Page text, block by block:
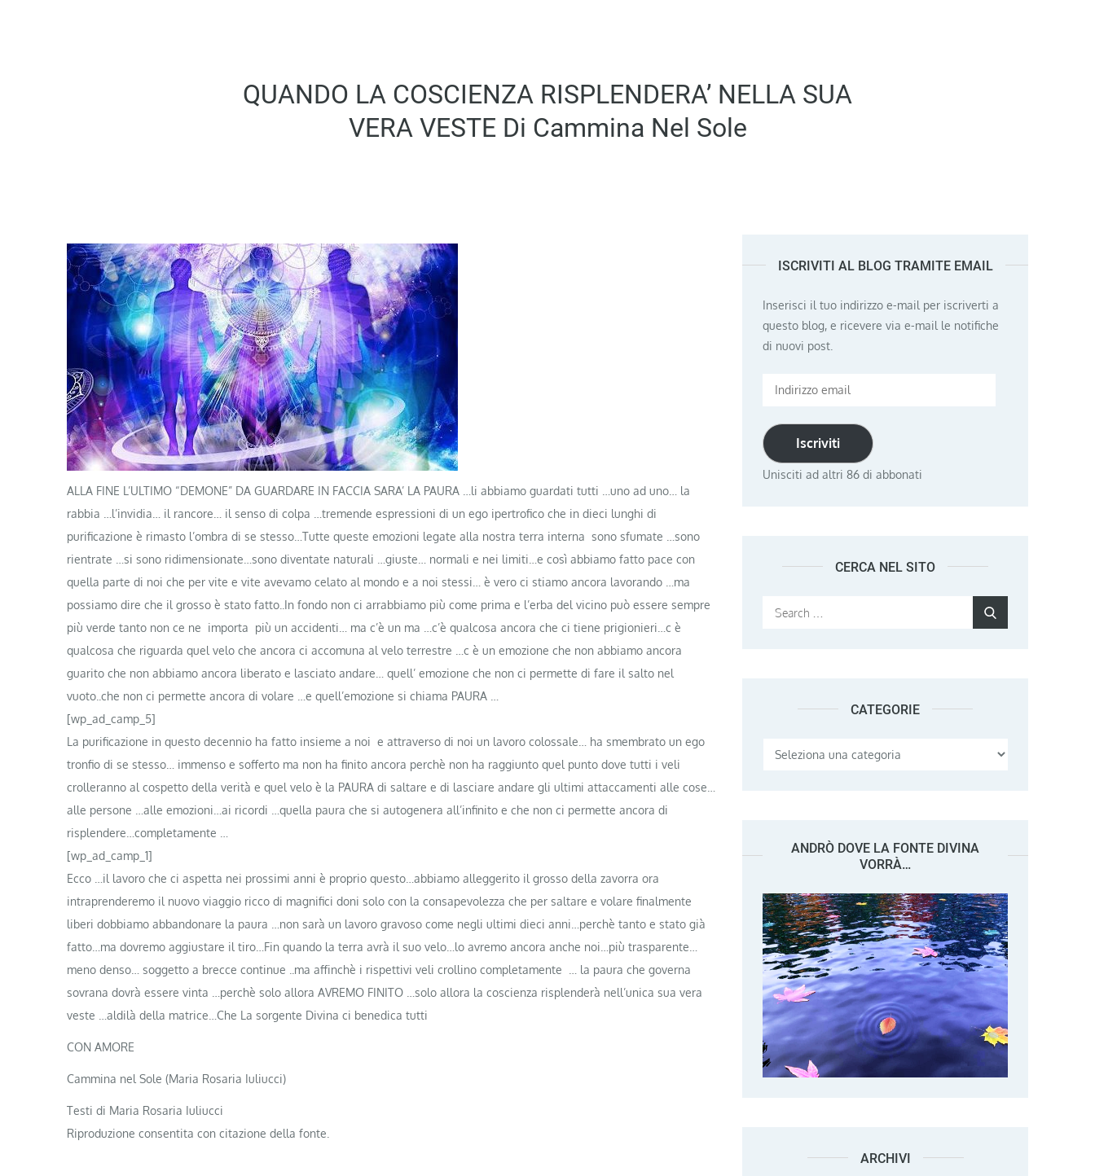
QUANDO LA COSCIENZA RISPLENDERA’ NELLA SUA
VERA VESTE Di Cammina Nel Sole
ALLA FINE L’ULTIMO “DEMONE” DA GUARDARE IN FACCIA SARA’ LA PAURA …li abbiamo guardati tutti …uno ad uno… la
rabbia …l’invidia… il rancore… il senso di colpa …tremende espressioni di un ego ipertrofico che in dieci lunghi di
purificazione è rimasto l’ombra di se stesso…Tutte queste emozioni legate alla nostra terra interna sono sfumate …sono
rientrate …si sono ridimensionate…sono diventate naturali …giuste… normali e nei limiti…e così abbiamo fatto pace con
quella parte di noi che per vite e vite avevamo celato al mondo e a noi stessi… è vero ci stiamo ancora lavorando …ma
possiamo dire che il grosso è stato fatto..In fondo non ci arrabbiamo più come prima e l’erba del vicino può essere sempre
più verde tanto non ce ne importa più un accidenti… ma c’è un ma …c’è qualcosa ancora che ci tiene prigionieri…c è
qualcosa che riguarda quel velo che ancora ci accomuna al velo terrestre …c è un emozione che non abbiamo ancora
guarito che non abbiamo ancora liberato e lasciato andare… quell’ emozione che non ci permette di fare il salto nel
vuoto..che non ci permette ancora di volare …e quell’emozione si chiama PAURA …
[wp_ad_camp_5]
La purificazione in questo decennio ha fatto insieme a noi e attraverso di noi un lavoro colossale… ha smembrato un ego
tronfio di se stesso… immenso e sofferto ma non ha finito ancora perchè non ha raggiunto quel punto dove tutti i veli
crolleranno al cospetto della verità e quel velo è la PAURA di saltare e di lasciare andare gli ultimi attaccamenti alle cose…
alle persone …alle emozioni…ai ricordi …quella paura che si autogenera all’infinito e che non ci permette ancora di
risplendere…completamente …
[wp_ad_camp_1]
Ecco …il lavoro che ci aspetta nei prossimi anni è proprio questo…abbiamo alleggerito il grosso della zavorra ora
intraprenderemo il nuovo viaggio ricco di magnifici doni solo con la consapevolezza che per saltare e volare finalmente
liberi dobbiamo abbandonare la paura …non sarà un lavoro gravoso come negli ultimi dieci anni…perchè tanto e stato già
fatto…ma dovremo aggiustare il tiro…Fin quando la terra avrà il suo velo…lo avremo ancora anche noi…più trasparente…
meno denso… soggetto a brecce continue ..ma affinchè i rispettivi veli crollino completamente … la paura che governa
sovrana dovrà essere vinta …perchè solo allora AVREMO FINITO …solo allora la coscienza risplenderà nell’unica sua vera
veste …aldilà della matrice…Che La sorgente Divina ci benedica tutti
CON AMORE
Cammina nel Sole (Maria Rosaria Iuliucci)
Testi di Maria Rosaria Iuliucci
Riproduzione consentita con citazione della fonte.
ISCRIVITI AL BLOG TRAMITE EMAIL
Inserisci il tuo indirizzo e-mail per iscriverti a
questo blog, e ricevere via e-mail le notifiche
di nuovi post.
Indirizzo
Iscriviti
Unisciti ad altri 86 di abbonati
CERCA NEL SITO
Search
CATEGORIE
Categorie
ANDRÒ DOVE LA FONTE DIVINA
VORRÀ…
ARCHIVI Archivi